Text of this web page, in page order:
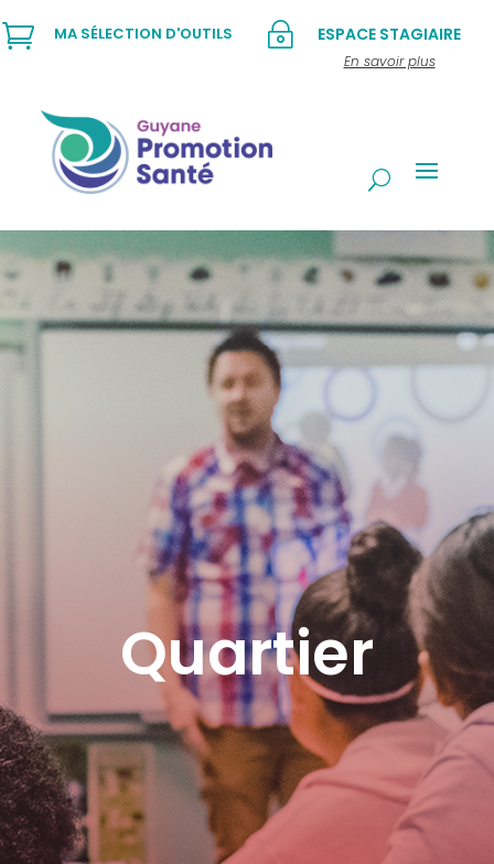
~ ESPACE STAGIAIRE
En savoir plus
 MA SÉLECTION D'OUTILS
Quartier